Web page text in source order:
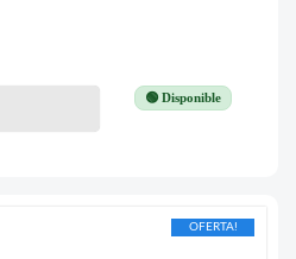
🟢 Disponible
OFERTA!